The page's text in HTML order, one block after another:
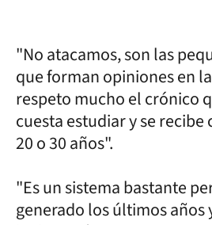
"No atacamos, son las
que forman opiniones en
respeto mucho el crónico
cuesta estudiar y se recibe
20 o 30 años".
"Es un sistema bastante
generado los últimos años